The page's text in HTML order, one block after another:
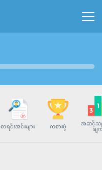
စာရင်းအင်းများ ကစားပွဲ
အဆင့်သ
ချ